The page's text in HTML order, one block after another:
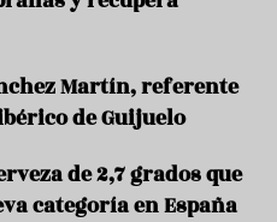
Martín, referente
de Guijuelo
de 2,7 grados que
categoría en España